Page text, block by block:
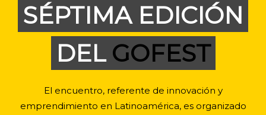
SÉPTIMA EDICIÓN
DEL GOFEST
El encuentro, referente de innovación y
emprendimiento en Latinoamérica, es organizado